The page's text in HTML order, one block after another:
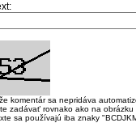
komentár sa nepridáva
zadávať rovnako ako na
sa používajú iba znaky